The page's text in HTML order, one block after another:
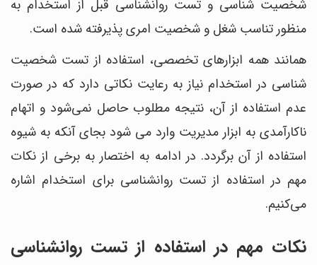
شخصیت شناسی و تست روانشناسی قبل از استخدام به
منظور تناسب شغل و شخصیت امری پذیرفته شده است.
همانند همه ابزارهای تخصصی، استفاده از تست شخصیت
شناسی در استخدام نیاز به رعایت نکاتی دارد که در صورت
عدم استفاده از آن، نتیجه مطلوب حاصل نمی‌شود و اتهام
ناکارآمدی به ابزار مدیریت وارد می‌ شود بجای آنکه به شیوه
استفاده از آن برگردد. در ادامه به اختصار به برخی از نکات
مهم در استفاده از تست روانشناسی برای استخدام اشاره
می‌کنیم.
نکات مهم در استفاده از تست روانشناسی